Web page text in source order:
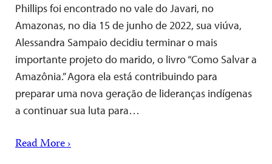
Phillips foi encontrado no vale do Javari, no
Amazonas, no dia 15 de junho de 2022, sua viúva,
Alessandra Sampaio decidiu terminar o mais
importante projeto do marido, o livro “Como Salvar a
Amazônia.” Agora ela está contribuindo para
preparar uma nova geração de lideranças indígenas
a continuar sua luta para…
Read More ›